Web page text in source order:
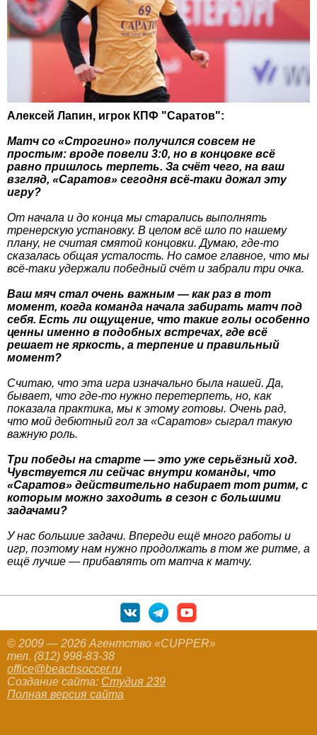
Алексей Лапин, игрок КПФ "Саратов":
Матч со «Строгино» получился совсем не
простым: вроде повели 3:0, но в концовке всё
равно пришлось терпеть. За счёт чего, на ваш
взгляд, «Саратов» сегодня всё-таки дожал эту
игру?
От начала и до конца мы старались выполнять
тренерскую установку. В целом всё шло по нашему
плану, не считая смятой концовки. Думаю, где-то
сказалась общая усталость. Но самое главное, что мы
всё-таки удержали победный счёт и забрали три очка.
Ваш мяч стал очень важным — как раз в тот
момент, когда команда начала забирать матч под
себя. Есть ли ощущение, что такие голы особенно
ценны именно в подобных встречах, где всё
решает не яркость, а терпение и правильный
момент?
Считаю, что эта игра изначально была нашей. Да,
бывает, что где-то нужно перетерпеть, но, как
показала практика, мы к этому готовы. Очень рад,
что мой дебютный гол за «Саратов» сыграл такую
важную роль.
Три победы на старте — это уже серьёзный ход.
Чувствуется ли сейчас внутри команды, что
«Саратов» действительно набирает тот ритм, с
которым можно заходить в сезон с большими
задачами?
У нас большие задачи. Впереди ещё много работы и
игр, поэтому нам нужно продолжать в том же ритме, а
ещё лучше — прибавлять от матча к матчу.
© 2009 — 2026 Агентство «CUPPER»
тел. (812) 998-83-38
office@beachsoccer.ru
Создание сайта: Студия 239
Полная версия сайта